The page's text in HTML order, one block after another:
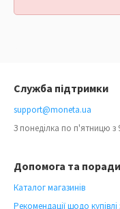
Допомога та поради
Каталог магазинів
Рекомендації щодо
Служба підтримки
support@moneta.ua
З понеділка по п'ятницю з